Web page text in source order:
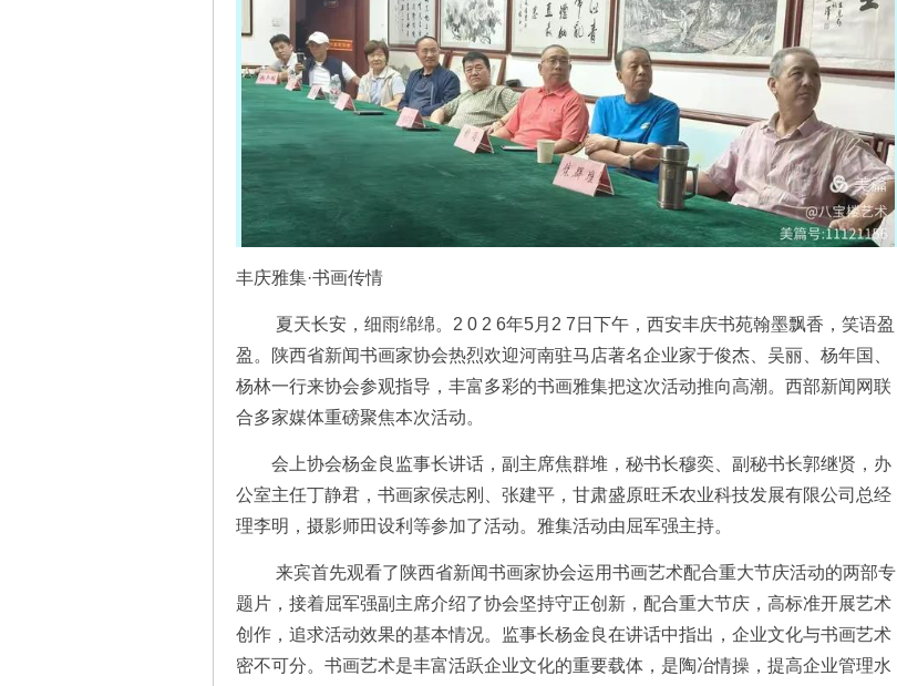
丰庆雅集·书画传情
夏天长安，细雨绵绵。2 0 2 6年5月2 7日下午，西安丰庆书苑翰墨飘香，笑语盈
盈。陕西省新闻书画家协会热烈欢迎河南驻马店著名企业家于俊杰、吴丽、杨年国、
杨林一行来协会参观指导，丰富多彩的书画雅集把这次活动推向高潮。西部新闻网联
合多家媒体重磅聚焦本次活动。
会上协会杨金良监事长讲话，副主席焦群堆，秘书长穆奕、副秘书长郭继贤，办
公室主任丁静君，书画家侯志刚、张建平，甘肃盛原旺禾农业科技发展有限公司总经
理李明，摄影师田设利等参加了活动。雅集活动由屈军强主持。
来宾首先观看了陕西省新闻书画家协会运用书画艺术配合重大节庆活动的两部专
题片，接着屈军强副主席介绍了协会坚持守正创新，配合重大节庆，高标准开展艺术
创作，追求活动效果的基本情况。监事长杨金良在讲话中指出，企业文化与书画艺术
密不可分。书画艺术是丰富活跃企业文化的重要载体，是陶冶情操，提高企业管理水